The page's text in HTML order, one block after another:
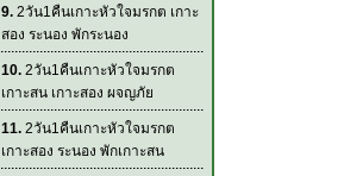
9. 2วัน1คืนเกาะหัวใจมรกต เกาะ
สอง ระนอง พักระนอง
10. 2วัน1คืนเกาะหัวใจมรกต
เกาะสน เกาะสอง ผจญภัย
11. 2วัน1คืนเกาะหัวใจมรกต
เกาะสอง ระนอง พักเกาะสน